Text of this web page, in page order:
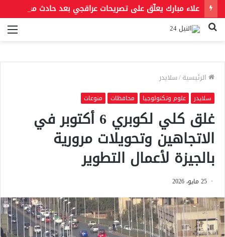
بحث
الرئيسية/سلايدر
سلايدر علوم وتكنولوجيا محافظات منوعات
غلق كلي لكوبري 6 أكتوبر في
الاتجاهين وتحويلات مرورية
بالجيزة لأعمال التطوير
25 مايو، 2026